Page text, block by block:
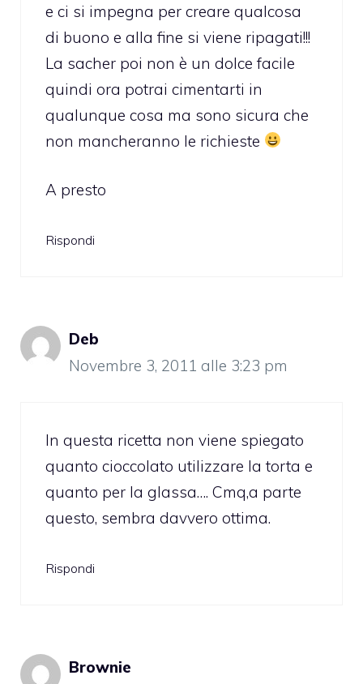
e ci si impegna per creare qualcosa
di buono e alla fine si viene ripagati!!!
La sacher poi non è un dolce facile
quindi ora potrai cimentarti in
qualunque cosa ma sono sicura che
non mancheranno le richieste
A presto
Rispondi
Deb
Novembre 3, 2011 alle 3:23 pm
In questa ricetta non viene spiegato
quanto cioccolato utilizzare la torta e
quanto per la glassa…. Cmq,a parte
questo, sembra davvero ottima.
Rispondi
Brownie